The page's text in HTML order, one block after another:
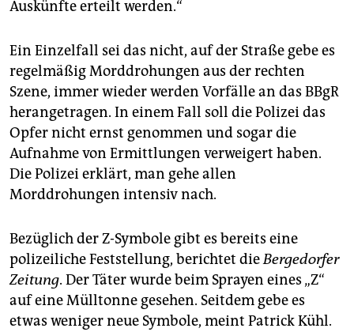
Auskünfte erteilt werden.“
Ein Einzelfall sei das nicht, auf der Straße gebe es
regelmäßig Morddrohungen aus der rechten
Szene, immer wieder werden Vorfälle an das BBgR
herangetragen. In einem Fall soll die Polizei das
Opfer nicht ernst genommen und sogar die
Aufnahme von Ermittlungen verweigert haben.
Die Polizei erklärt, man gehe allen
Morddrohungen intensiv nach.
Bezüglich der Z-Symbole gibt es bereits eine
polizeiliche Feststellung, berichtet dieBergedorfer
Zeitung. Der Täter wurde beim Sprayen eines „Z“
auf eine Mülltonne gesehen. Seitdem gebe es
etwas weniger neue Symbole, meint Patrick Kühl.